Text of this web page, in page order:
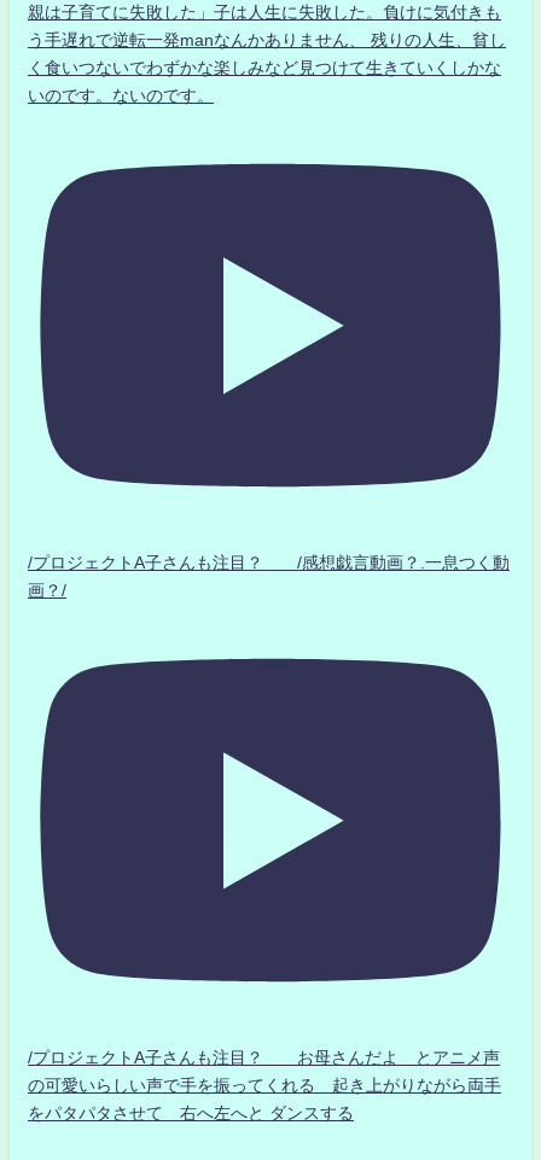
親は子育てに失敗した」子は人生に失敗した。負けに気付きも
う手遅れで逆転一発manなんかありません、 残りの人生、貧し
く食いつないでわずかな楽しみなど見つけて生きていくしかな
いのです。ないのです。
/プロジェクトA子さんも注目？ /感想戯言動画？.一息つく動
画？/
/プロジェクトA子さんも注目？ お母さんだよ とアニメ声
の可愛いらしい声で手を振ってくれる 起き上がりながら両手
をパタパタさせて 右へ左へと ダンスする